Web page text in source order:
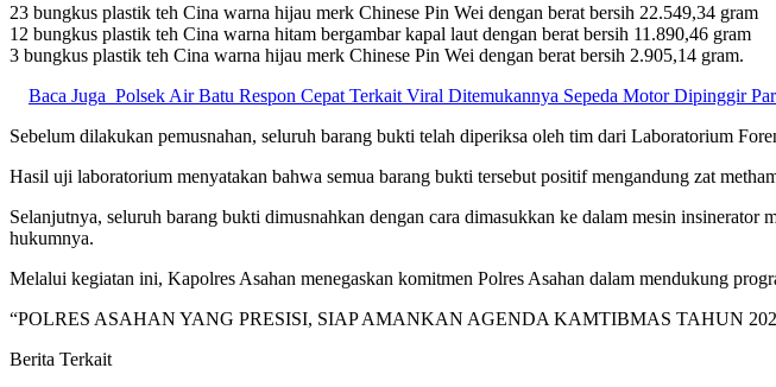
23 bungkus plastik teh Cina warna hijau merk Chinese Pin Wei dengan berat bersih 22.549,34 gram
12 bungkus plastik teh Cina warna hitam bergambar kapal laut dengan berat bersih 11.890,46 gram
3 bungkus plastik teh Cina warna hijau merk Chinese Pin Wei dengan berat bersih 2.905,14 gram.
Baca Juga Polsek Air Batu Respon Cepat Terkait Viral Ditemukannya Sepeda Motor Dipinggir
Sebelum dilakukan pemusnahan, seluruh barang bukti telah diperiksa oleh tim dari Laboratorium
Hasil uji laboratorium menyatakan bahwa semua barang bukti tersebut positif mengandung zat
Selanjutnya, seluruh barang bukti dimusnahkan dengan cara dimasukkan ke dalam mesin
hukumnya.
Melalui kegiatan ini, Kapolres Asahan menegaskan komitmen Polres Asahan dalam mendukung
“POLRES ASAHAN YANG PRESISI, SIAP AMANKAN AGENDA KAMTIBMAS TAHUN
Berita Terkait